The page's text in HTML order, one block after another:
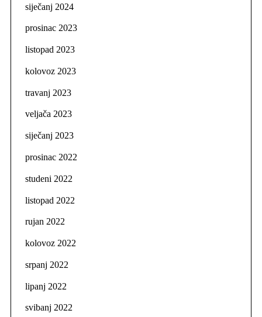
siječanj 2024
prosinac 2023
listopad 2023
kolovoz 2023
travanj 2023
veljača 2023
siječanj 2023
prosinac 2022
studeni 2022
listopad 2022
rujan 2022
kolovoz 2022
srpanj 2022
lipanj 2022
svibanj 2022